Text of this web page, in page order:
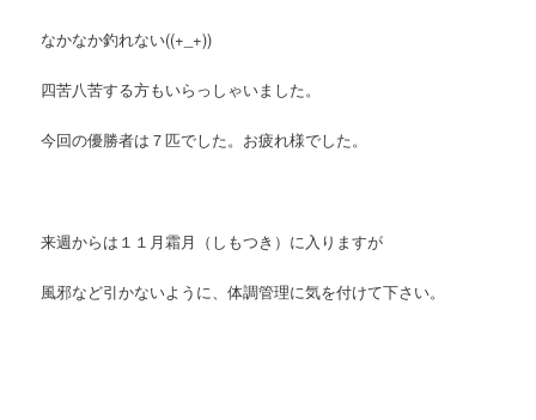
なかなか釣れない((+_+))
四苦八苦する方もいらっしゃいました。
今回の優勝者は７匹でした。お疲れ様でした。
来週からは１１月霜月（しもつき）に入りますが
風邪など引かないように、体調管理に気を付けて下さい。